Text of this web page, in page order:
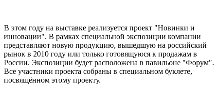
В этом году на выставке реализуется проект "Новинки и
инновации". В рамках специальной экспозиции компании
представляют новую продукцию, вышедшую на российский
рынок в 2010 году или только готовящуюся к продажам в
России. Экспозиции будет расположена в павильоне "Форум".
Все участники проекта собраны в специальном буклете,
посвящённом этому проекту.